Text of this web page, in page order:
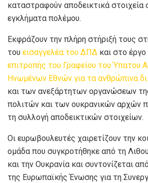
καταστραφούν αποδεικτικά στοιχεία
εγκλήματα πολέμου.
Εκφράζουν την πλήρη στήριξή τους
του εισαγγελέα του ΔΠΔ και στο έργο
επιτροπής του Γραφείου του Ύπατου
Ηνωμένων Εθνών για τα ανθρώπινα
και των ανεξάρτητων οργανώσεων
πολιτών και των ουκρανικών αρχών
τη συλλογή αποδεικτικών στοιχείων.
Οι ευρωβουλευτές χαιρετίζουν την
ομάδα που συγκροτήθηκε από τη
και την Ουκρανία και συντονίζεται
της Ευρωπαϊκής Ένωσης για τη